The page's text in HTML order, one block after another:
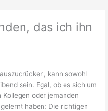
das ich ihn
kann sowohl
sein. Egal, ob es sich um
oder jemanden
haben: Die richtigen